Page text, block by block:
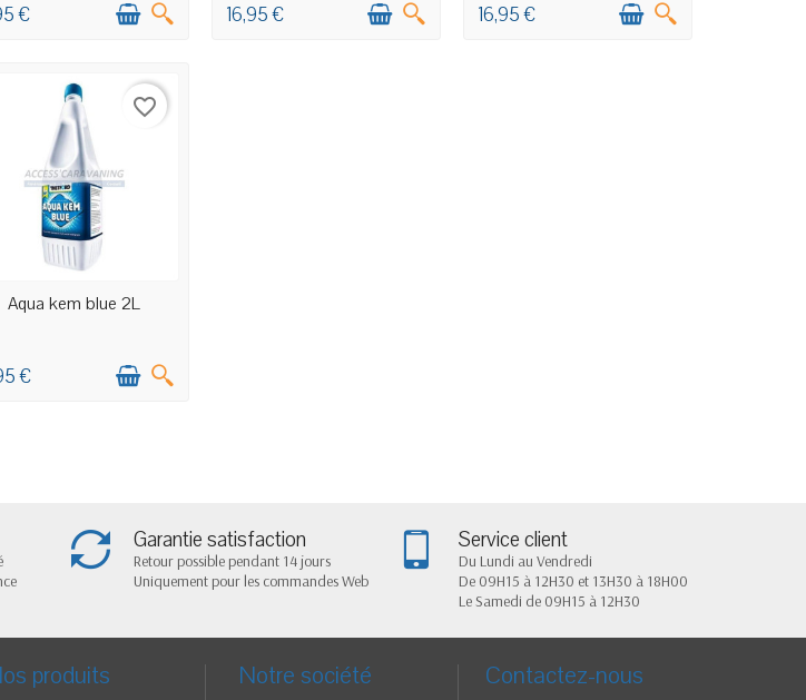
€ 16,95 € 16,95 €
EN STOCK MAGASIN
favorite_border
Aqua kem blue 2L
€
Garantie satisfaction
Retour possible pendant 14 jours
Uniquement pour les commandes Web
Service client
Du Lundi au Vendredi
De 09H15 à 12H30 et 13H30 à 18H00
Le Samedi de 09H15 à 12H30
produits Notre société Contactez-nous